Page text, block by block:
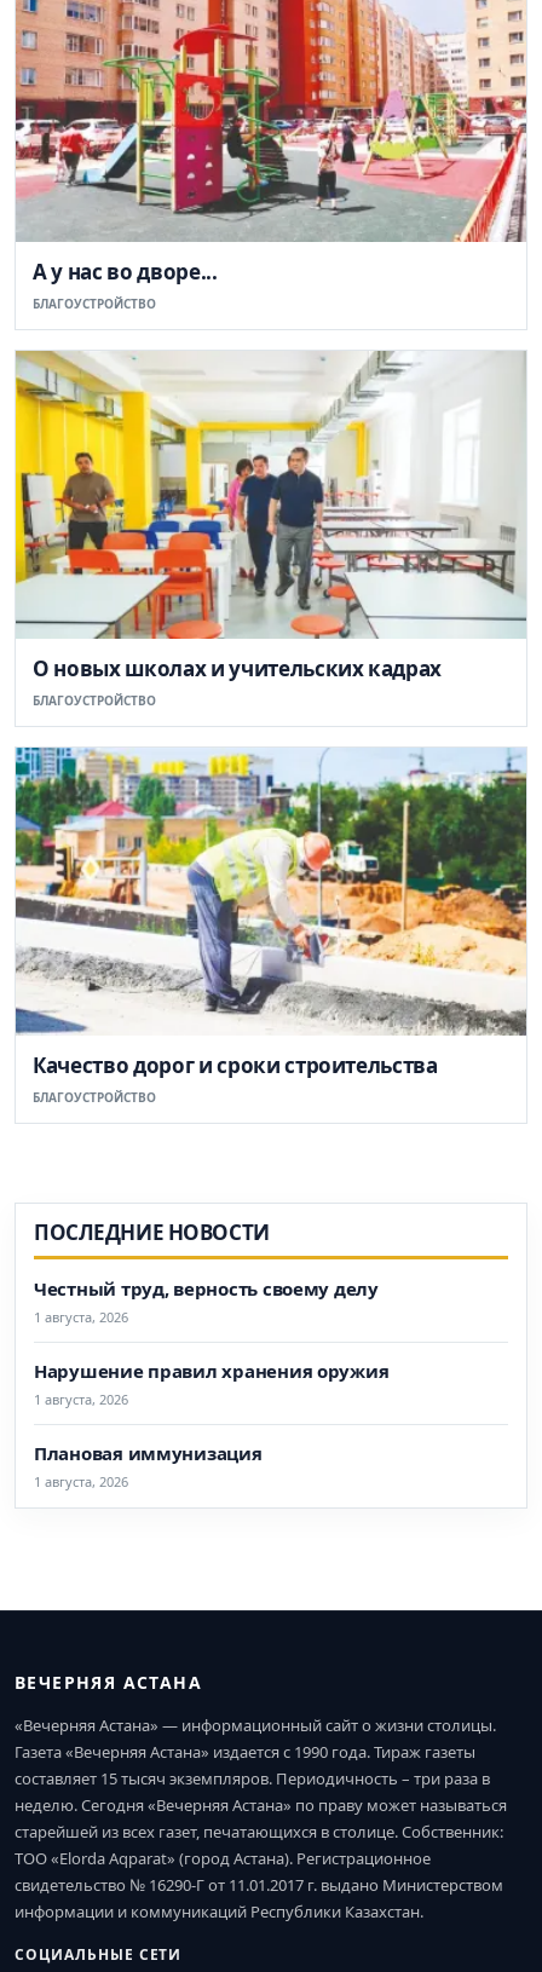
А у нас во дворе...
БЛАГОУСТРОЙСТВО
О новых школах и учительских кадрах
БЛАГОУСТРОЙСТВО
Качество дорог и сроки строительства
БЛАГОУСТРОЙСТВО
ПОСЛЕДНИЕ НОВОСТИ
Честный труд, верность своему делу
1 августа, 2026
Нарушение правил хранения оружия
1 августа, 2026
Плановая иммунизация
1 августа, 2026
ВЕЧЕРНЯЯ АСТАНА
«Вечерняя Астана» — информационный сайт о жизни столицы.
Газета «Вечерняя Астана» издается с 1990 года. Тираж газеты
составляет 15 тысяч экземпляров. Периодичность – три раза в
неделю. Сегодня «Вечерняя Астана» по праву может называться
старейшей из всех газет, печатающихся в столице. Собственник:
ТОО «Elorda Aqparat» (город Астана). Регистрационное
свидетельство № 16290-Г от 11.01.2017 г. выдано Министерством
информации и коммуникаций Республики Казахстан.
СОЦИАЛЬНЫЕ СЕТИ